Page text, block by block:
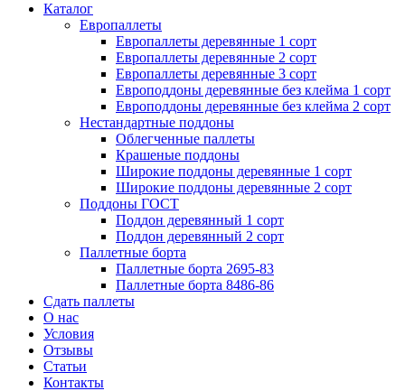
Каталог
Европаллеты
Европаллеты деревянные 1 сорт
Европаллеты деревянные 2 сорт
Европаллеты деревянные 3 сорт
Европоддоны деревянные без клейма 1 сорт
Европоддоны деревянные без клейма 2 сорт
Нестандартные поддоны
Облегченные паллеты
Крашеные поддоны
Широкие поддоны деревянные 1 сорт
Широкие поддоны деревянные 2 сорт
Поддоны ГОСТ
Поддон деревянный 1 сорт
Поддон деревянный 2 сорт
Паллетные борта
Паллетные борта 2695-83
Паллетные борта 8486-86
Сдать паллеты
О нас
Условия
Отзывы
Статьи
Контакты